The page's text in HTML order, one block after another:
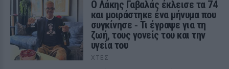
Ο Λάκης Γαβαλάς έκλεισε τα 74
και μοιράστηκε ένα μήνυμα που
συγκίνησε ‑ Τι έγραψε για τη
ζωή, τους γονείς του και την
υγεία του
ΧΤΕΣ